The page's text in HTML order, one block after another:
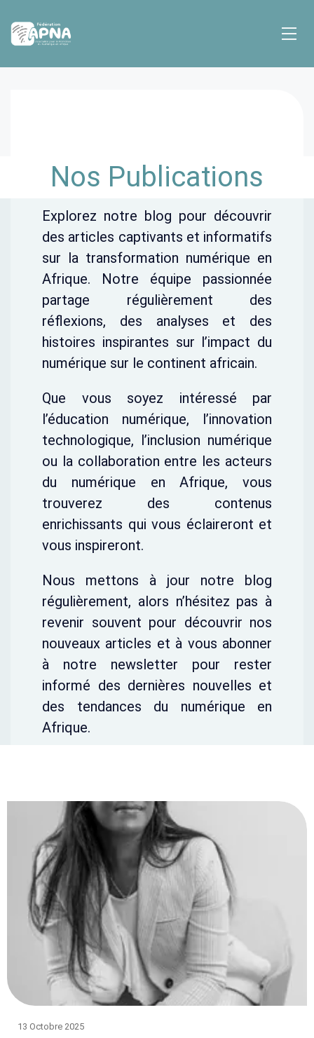
Nos Publications
Explorez notre blog pour découvrir
des articles captivants et informatifs
sur la transformation numérique en
Afrique. Notre équipe passionnée
partage régulièrement des
réflexions, des analyses et des
histoires inspirantes sur l’impact du
numérique sur le continent africain.
Que vous soyez intéressé par
l’éducation numérique, l’innovation
technologique, l’inclusion numérique
ou la collaboration entre les acteurs
du numérique en Afrique, vous
trouverez des contenus
enrichissants qui vous éclaireront et
vous inspireront.
Nous mettons à jour notre blog
régulièrement, alors n’hésitez pas à
revenir souvent pour découvrir nos
nouveaux articles et à vous abonner
à notre newsletter pour rester
informé des dernières nouvelles et
des tendances du numérique en
Afrique.
13 Octobre 2025